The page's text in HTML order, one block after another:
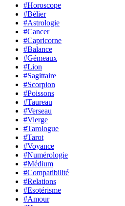
#Horoscope
#Bélier
#Astrologie
#Cancer
#Capricorne
#Balance
#Gémeaux
#Lion
#Sagittaire
#Scorpion
#Poissons
#Taureau
#Verseau
#Vierge
#Tarologue
#Tarot
#Voyance
#Numérologie
#Médium
#Compatibilité
#Relations
#Esotérisme
#Amour